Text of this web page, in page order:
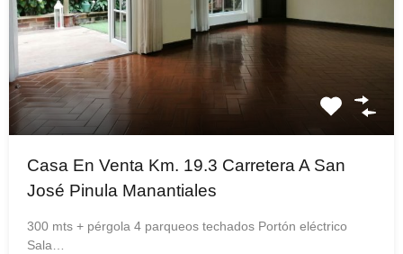
Casa En Venta Km. 19.3 Carretera A San
José Pinula Manantiales
300 mts + pérgola 4 parqueos techados Portón eléctrico
Sala…